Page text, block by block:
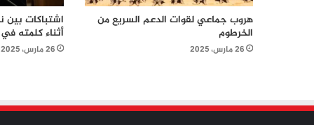
هروب جماعي لقوات الدعم السريع من
الخرطوم
26 مارس، 2025
اشتباكات بين
أثناء كلمته
26 مارس، 2025